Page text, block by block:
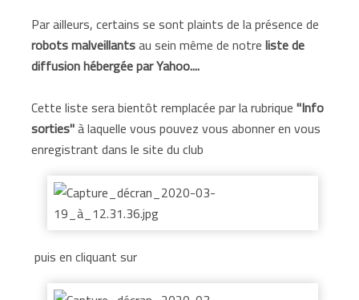
Par ailleurs, certains se sont plaints de la présence de
robots malveillantsau sein même de notreliste de
diffusion hébergée par Yahoo....
Cette liste sera bientôt remplacée par la rubrique"Info
sorties"à laquelle vous pouvez vous abonner en vous
enregistrant dans le site du club
puis en cliquant sur